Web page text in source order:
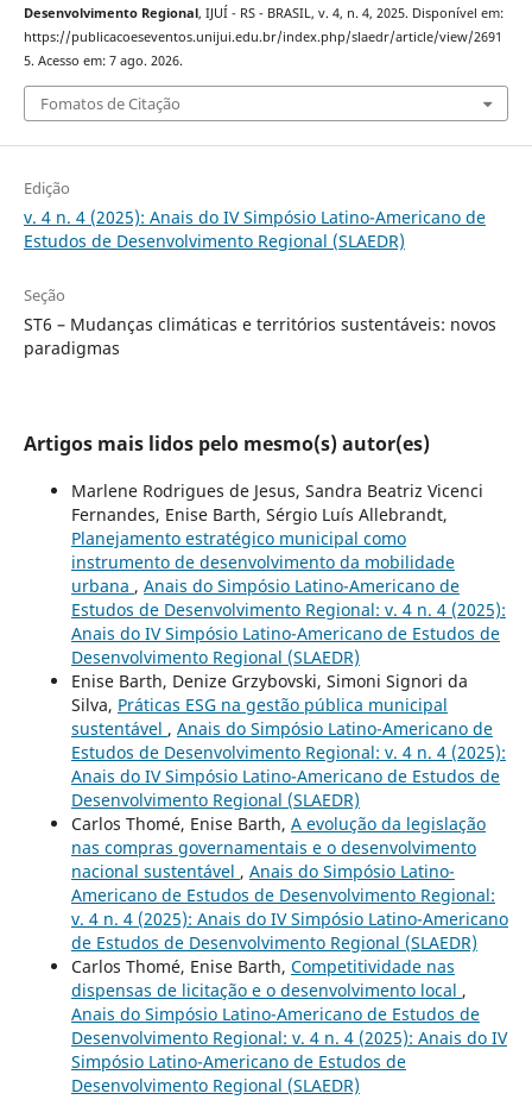
Desenvolvimento Regional, IJUÍ - RS - BRASIL, v. 4, n. 4, 2025. Disponível em:
https://publicacoeseventos.unijui.edu.br/index.php/slaedr/article/view/2691
5. Acesso em: 7 ago. 2026.
Fomatos de Citação
Edição
v. 4 n. 4 (2025): Anais do IV Simpósio Latino-Americano de
Estudos de Desenvolvimento Regional (SLAEDR)
Seção
ST6 – Mudanças climáticas e territórios sustentáveis: novos
paradigmas
Artigos mais lidos pelo mesmo(s) autor(es)
Marlene Rodrigues de Jesus, Sandra Beatriz Vicenci
Fernandes, Enise Barth, Sérgio Luís Allebrandt,
Planejamento estratégico municipal como
instrumento de desenvolvimento da mobilidade
urbana , Anais do Simpósio Latino-Americano de
Estudos de Desenvolvimento Regional: v. 4 n. 4 (2025):
Anais do IV Simpósio Latino-Americano de Estudos de
Desenvolvimento Regional (SLAEDR)
Enise Barth, Denize Grzybovski, Simoni Signori da
Silva, Práticas ESG na gestão pública municipal
sustentável , Anais do Simpósio Latino-Americano de
Estudos de Desenvolvimento Regional: v. 4 n. 4 (2025):
Anais do IV Simpósio Latino-Americano de Estudos de
Desenvolvimento Regional (SLAEDR)
Carlos Thomé, Enise Barth, A evolução da legislação
nas compras governamentais e o desenvolvimento
nacional sustentável , Anais do Simpósio Latino-
Americano de Estudos de Desenvolvimento Regional:
v. 4 n. 4 (2025): Anais do IV Simpósio Latino-Americano
de Estudos de Desenvolvimento Regional (SLAEDR)
Carlos Thomé, Enise Barth, Competitividade nas
dispensas de licitação e o desenvolvimento local ,
Anais do Simpósio Latino-Americano de Estudos de
Desenvolvimento Regional: v. 4 n. 4 (2025): Anais do IV
Simpósio Latino-Americano de Estudos de
Desenvolvimento Regional (SLAEDR)